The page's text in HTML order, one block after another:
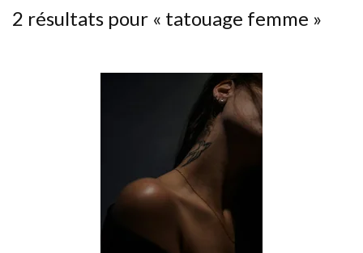
2 résultats pour « tatouage femme »